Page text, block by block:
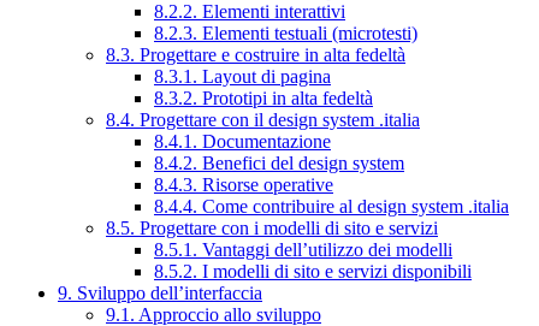
8.2.2. Elementi interattivi
8.2.3. Elementi testuali (microtesti)
8.3. Progettare e costruire in alta fedeltà
8.3.1. Layout di pagina
8.3.2. Prototipi in alta fedeltà
8.4. Progettare con il design system .italia
8.4.1. Documentazione
8.4.2. Benefici del design system
8.4.3. Risorse operative
8.4.4. Come contribuire al design system .italia
8.5. Progettare con i modelli di sito e servizi
8.5.1. Vantaggi dell’utilizzo dei modelli
8.5.2. I modelli di sito e servizi disponibili
9. Sviluppo dell’interfaccia
9.1. Approccio allo sviluppo